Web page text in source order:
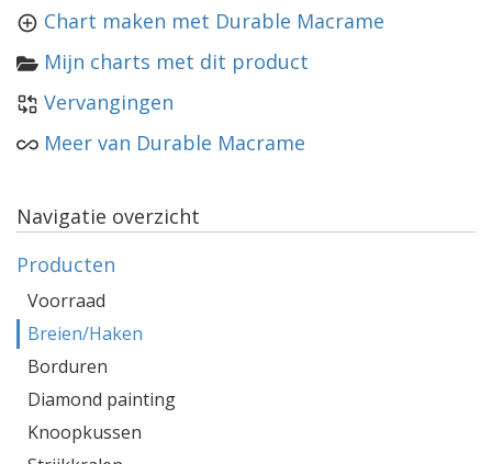
Chart maken met Durable Macrame
Mijn charts met dit product
Vervangingen
Meer van Durable Macrame
Navigatie overzicht
Producten
Voorraad
Breien/Haken
Borduren
Diamond painting
Knoopkussen